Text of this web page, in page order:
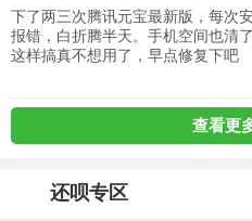
下了两三次腾讯元宝最新版，每次
报错，白折腾半天。手机空间也清
这样搞真不想用了，早点修复下吧
查看更
还呗专区